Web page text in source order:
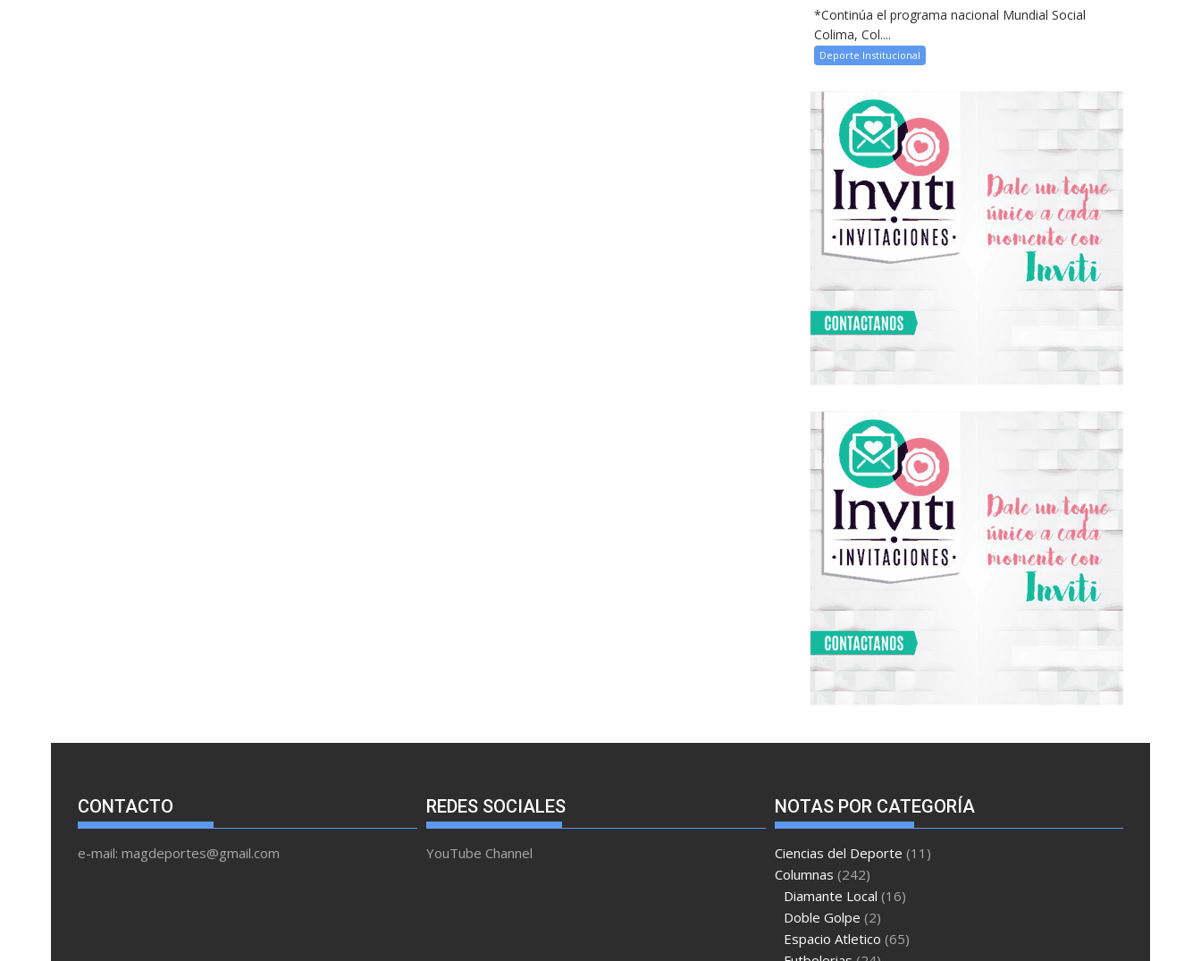
*Continúa el programa nacional Mundial Social
Colima, Col....
Deporte Institucional
CONTACTO
e-mail: magdeportes@gmail.com
REDES SOCIALES
YouTube Channel
NOTAS POR CATEGORÍA
Ciencias del Deporte (11)
Columnas (242)
Diamante Local (16)
Doble Golpe (2)
Espacio Atletico (65)